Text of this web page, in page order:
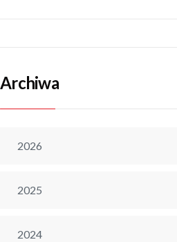
Archiwa
2026
2025
2024